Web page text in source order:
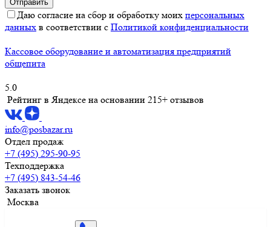
Даю согласие на сбор и обработку моих персональных
данных в соответствии с Политикой конфиденциальности
Кассовое оборудование и автоматизация предприятий
общепита
5.0
Рейтинг в Яндексе на основании 215+ отзывов
info@posbazar.ru
Отдел продаж
+7 (495) 295-90-95
Техподдержка
+7 (495) 843-54-46
Заказать звонок
Москва